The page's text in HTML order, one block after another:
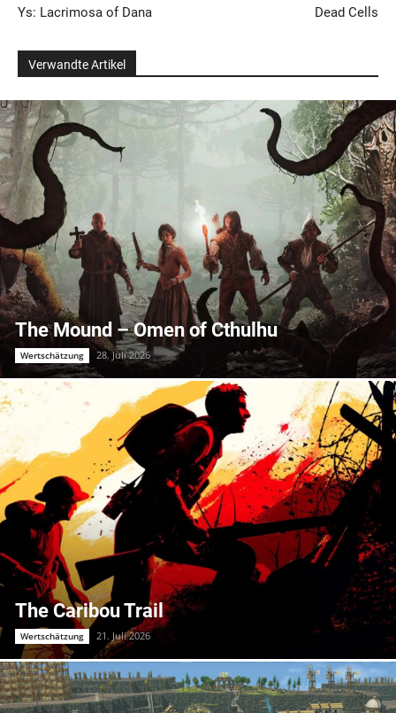
Ys: Lacrimosa of Dana Dead Cells
Verwandte Artikel
The Mound – Omen of Cthulhu
Wertschätzung 28. Juli 2026
The Caribou Trail
Wertschätzung 21. Juli 2026